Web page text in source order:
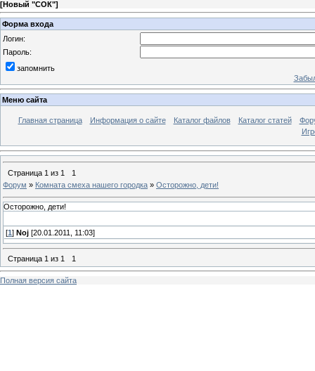
[Новый "СОК"]
Форма входа
Логин:
Пароль:
запомнить
Меню сайта
Главная страница Информация о сайте Каталог файлов Каталог статей
Страница 1 из 1
1
Форум » Комната смеха нашего городка » Осторожно, дети!
Осторожно, дети!
[1 ] Noj [20.01.2011, 11:03]
Страница 1 из 1 1
Полная версия сайта